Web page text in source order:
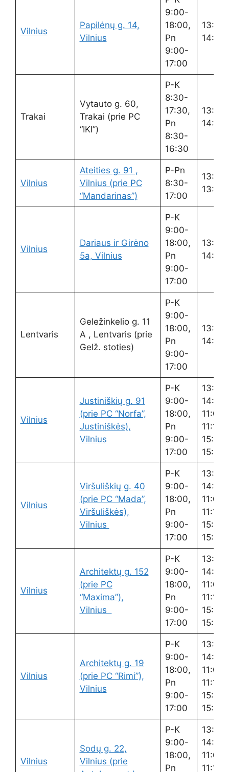
Vilnius
Papilėnų g. 14,
Vilnius
9:00-
18:00,
Pn
9:00-
17:00
13:00-
14:00
Trakai
Vytauto g. 60,
Trakai (prie PC
“IKI”)
P-K
8:30-
17:30,
Pn
8:30-
16:30
13:00-
14:00
Vilnius
Ateities g. 91 ,
Vilnius (prie PC
“Mandarinas”)
P-Pn
8:30-
17:00
13:00-
13:40
Vilnius
Dariaus ir Girėno
5a, Vilnius
P-K
9:00-
18:00,
Pn
9:00-
17:00
13:00-
14:00
Lentvaris
Geležinkelio g. 11
A , Lentvaris (prie
Gelž. stoties)
P-K
9:00-
18:00,
Pn
9:00-
17:00
13:00-
14:00
Vilnius
Justiniškių g. 91
(prie PC “Norfa”,
Justiniškės),
Vilnius
P-K
9:00-
18:00,
Pn
9:00-
17:00
13:00-
14:00,
11:00-
11:15,
15:00-
15:15
Vilnius
Viršuliškių g. 40
(prie PC “Mada”,
Viršuliškės),
Vilnius
P-K
9:00-
18:00,
Pn
9:00-
17:00
13:00-
14:00,
11:00-
11:15,
15:00-
15:15
Vilnius
Architektų g. 152
(prie PC
“Maxima”),
Vilnius
P-K
9:00-
18:00,
Pn
9:00-
17:00
13:00-
14:00,
11:00-
11:15,
15:00-
15:15
Vilnius
Architektų g. 19
(prie PC “Rimi”),
Vilnius
P-K
9:00-
18:00,
Pn
9:00-
17:00
13:00-
14:00,
11:00-
11:15,
15:00-
15:15
Vilnius
Sodų g. 22,
Vilnius (prie
P-K
9:00-
18:00,
Pn
13:00-
14:00,
11:00-
11:15,